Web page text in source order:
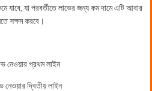
যাবে, যা পরবর্তীতে লাভের জন্য কম দামে এটি আবার
সক্ষম করবে।
নেওয়ার প্রথম লাইন
নেওয়ার দ্বিতীয় লাইন